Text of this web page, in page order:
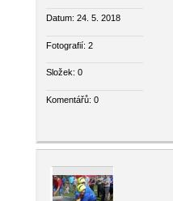
Datum: 24. 5. 2018
Fotografií: 2
Složek: 0
Komentářů: 0